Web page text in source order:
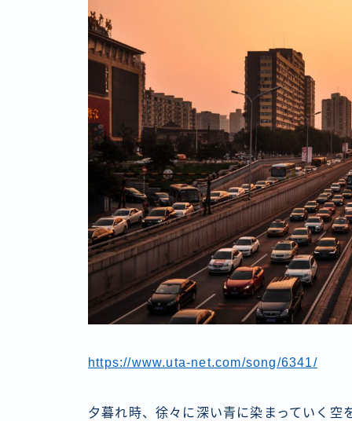
https://www.uta-net.com/song/6341/
夕暮れ時、徐々に深い青に染まっていく